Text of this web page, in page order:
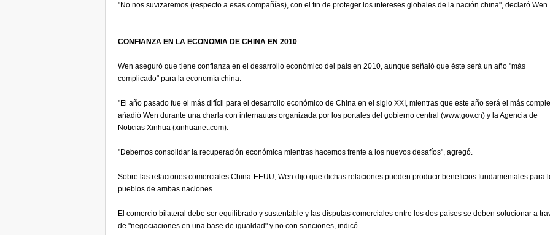
"No nos suvizaremos (respecto a esas compañías), con el fin de proteger los intereses globales de la nación china", declaró Wen.
CONFIANZA EN LA ECONOMIA DE CHINA EN 2010
Wen aseguró que tiene confianza en el desarrollo económico del país en 2010, aunque señaló que éste será un año "más
complicado" para la economía china.
"El año pasado fue el más difícil para el desarrollo económico de China en el siglo XXI, mientras que este año será el más
añadió Wen durante una charla con internautas organizada por los portales del gobierno central (www.gov.cn) y la Agencia de
Noticias Xinhua (xinhuanet.com).
"Debemos consolidar la recuperación económica mientras hacemos frente a los nuevos desafíos", agregó.
Sobre las relaciones comerciales China-EEUU, Wen dijo que dichas relaciones pueden producir beneficios fundamentales para
pueblos de ambas naciones.
El comercio bilateral debe ser equilibrado y sustentable y las disputas comerciales entre los dos países se deben solucionar a
de "negociaciones en una base de igualdad" y no con sanciones, indicó.